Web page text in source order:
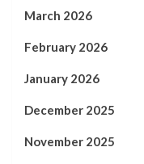
March 2026
February 2026
January 2026
December 2025
November 2025